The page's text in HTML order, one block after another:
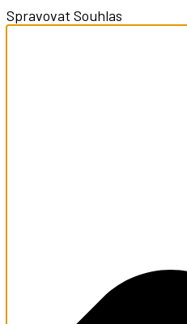
Spravovat Souhlas